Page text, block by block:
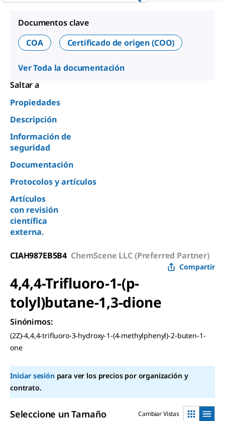
Documentos clave
COA
Certificado de origen (COO)
Ver Toda la documentación
Saltar a
Propiedades
Descripción
Información de
seguridad
Documentación
Protocolos y artículos
Artículos
con revisión
científica
externa.
CIAH987EB5B4 ChemScene LLC (Preferred Partner)
Compartir
4,4,4-Trifluoro-1-(p-
tolyl)butane-1,3-dione
Sinónimos:
(2Z)-4,4,4-trifluoro-3-hydroxy-1-(4-methylphenyl)-2-buten-1-
one
Iniciar sesiónpara ver los precios por organización y
contrato.
Seleccione un Tamaño
Cambiar Vistas